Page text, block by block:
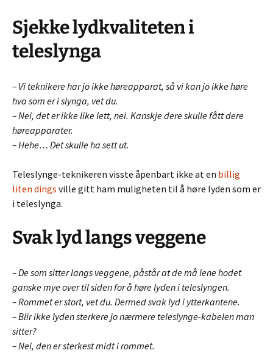
Sjekke lydkvaliteten i
teleslynga
– Vi teknikere har jo ikke høreapparat, så vi kan jo ikke høre
hva som er i slynga, vet du.
– Nei, det er ikke like lett, nei. Kanskje dere skulle fått dere
høreapparater.
– Hehe… Det skulle ha sett ut.
Teleslynge-teknikeren visste åpenbart ikke at en billig
liten dings ville gitt ham muligheten til å høre lyden som er
i teleslynga.
Svak lyd langs veggene
– De som sitter langs veggene, påstår at de må lene hodet
ganske mye over til siden for å høre lyden i teleslyngen.
– Rommet er stort, vet du. Dermed svak lyd i ytterkantene.
– Blir ikke lyden sterkere jo nærmere teleslynge-kabelen man
sitter?
– Nei, den er sterkest midt i rommet.